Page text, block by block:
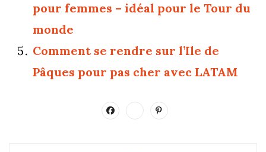
pour femmes – idéal pour le Tour du
monde
Comment se rendre sur l’Ile de
Pâques pour pas cher avec LATAM